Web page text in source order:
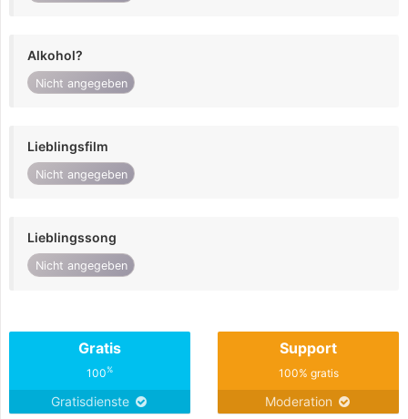
Alkohol?
Nicht angegeben
Lieblingsfilm
Nicht angegeben
Lieblingssong
Nicht angegeben
Gratis
100%
Gratisdienste
Support
100% gratis
Moderation